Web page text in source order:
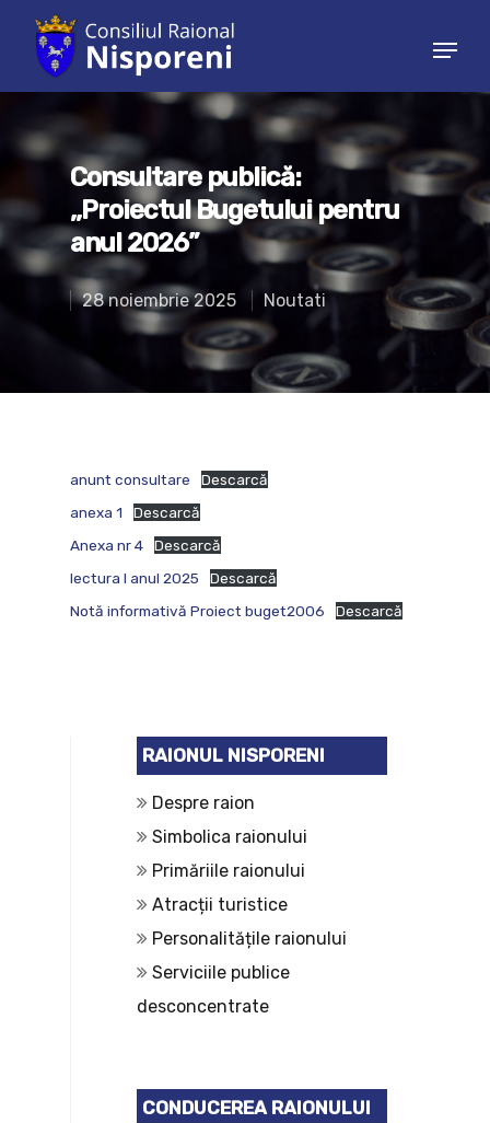
Hit enter to search or ESC to close
Consultare publică:
,,Proiectul Bugetului pentru
anul 2026”
28 noiembrie 2025 Noutati
anunt consultare
Descarcă
anexa 1
Descarcă
Anexa nr 4
Descarcă
lectura I anul 2025
Descarcă
Notă informativă Proiect buget2006
Descarcă
RAIONUL NISPORENI
Despre raion
Simbolica raionului
Primăriile raionului
Atracții turistice
Personalitățile raionului
Serviciile publice
desconcentrate
CONDUCEREA RAIONULUI